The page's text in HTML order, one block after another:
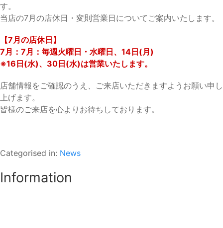
す。
当店の7月の店休日・変則営業日についてご案内いたします。
【7月の店休日】
7月：7月：毎週火曜日・水曜日、14日(月)
※16日(水)、30日(水)は営業いたします。
店舗情報をご確認のうえ、ご来店いただきますようお願い申し
上げます。
皆様のご来店を心よりお待ちしております。
Categorised in: News
Information